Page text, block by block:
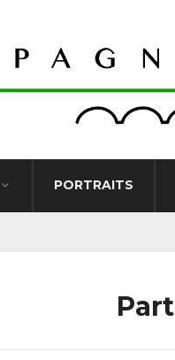
PORTRAITS